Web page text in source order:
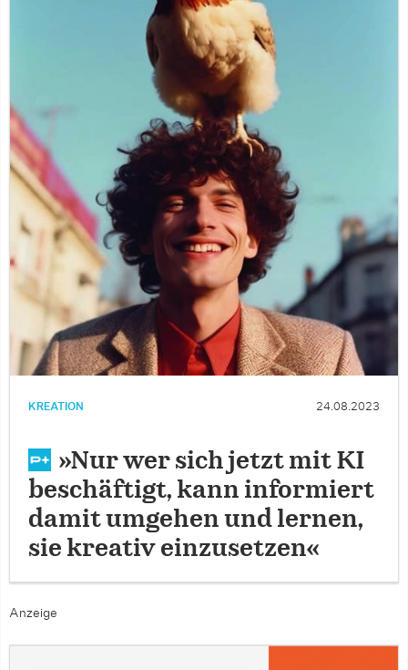
KREATION 24.08.2023
»Nur wer sich jetzt mit KI
beschäftigt, kann informiert
damit umgehen und lernen,
sie kreativ einzusetzen«
Anzeige